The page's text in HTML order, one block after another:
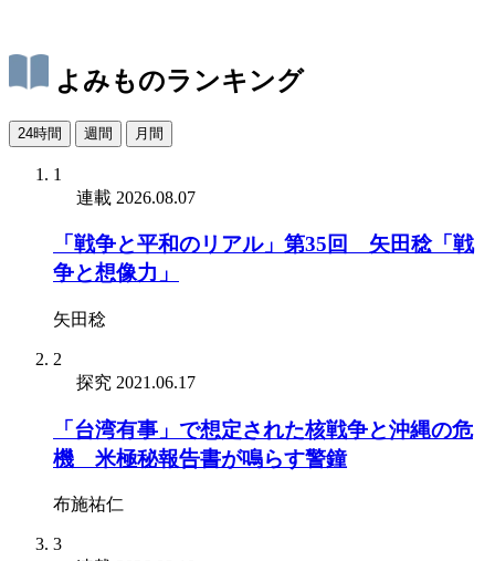
よみものランキング
24時間 週間 月間
1
連載 2026.08.07
「戦争と平和のリアル」第35回 矢田稔「戦
争と想像力」
矢田稔
2
探究 2021.06.17
「台湾有事」で想定された核戦争と沖縄の危
機 米極秘報告書が鳴らす警鐘
布施祐仁
3